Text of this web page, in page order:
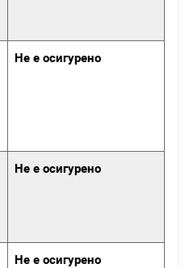
Не е осигурено
Не е осигурено
Не е осигурено